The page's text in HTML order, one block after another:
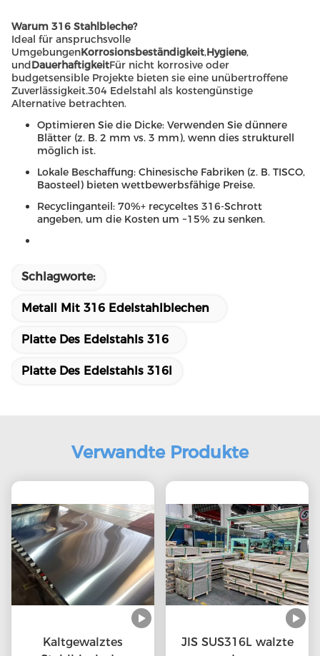
Warum 316 Stahlbleche?
Ideal für anspruchsvolle
UmgebungenKorrosionsbeständigkeit,Hygiene,
undDauerhaftigkeitFür nicht korrosive oder
budgetsensible Projekte bieten sie eine unübertroffene
Zuverlässigkeit.304 Edelstahl als kostengünstige
Alternative betrachten.
Optimieren Sie die Dicke: Verwenden Sie dünnere
Blätter (z. B. 2 mm vs. 3 mm), wenn dies strukturell
möglich ist.
Lokale Beschaffung: Chinesische Fabriken (z. B. TISCO,
Baosteel) bieten wettbewerbsfähige Preise.
Recyclinganteil: 70%+ recyceltes 316-Schrott
angeben, um die Kosten um ~15% zu senken.
Schlagworte:
Metall Mit 316 Edelstahlblechen
Platte Des Edelstahls 316
Platte Des Edelstahls 316l
Verwandte Produkte
Kaltgewalztes
JIS SUS316L walzte